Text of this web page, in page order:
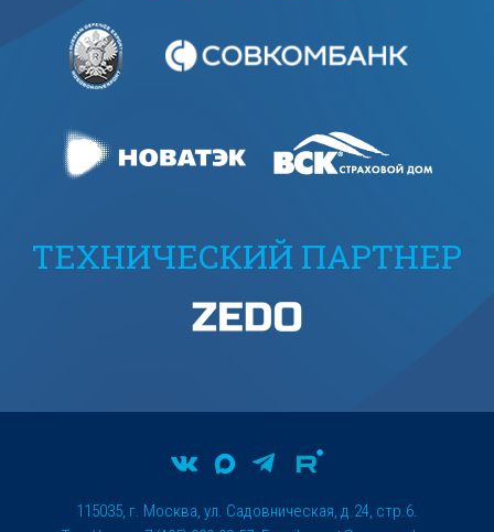
ТЕХНИЧЕСКИЙ ПАРТНЕР
115035, г. Москва, ул. Садовническая, д.24, стр.6.